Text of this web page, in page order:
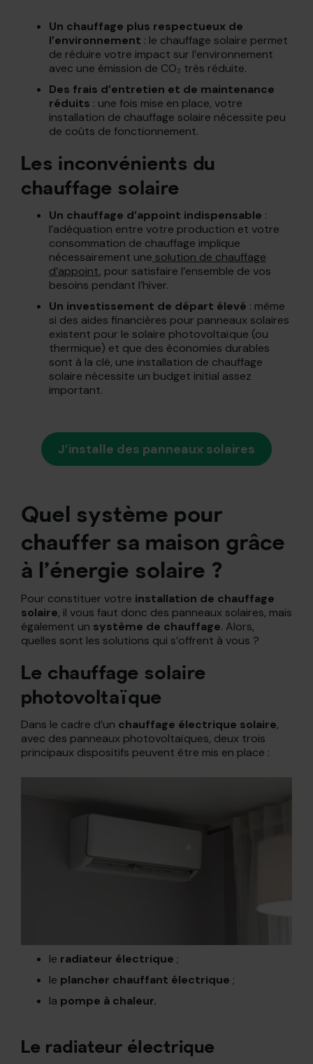
Un chauffage plus respectueux de
l’environnement : le chauffage solaire permet
de réduire votre impact sur l’environnement
avec une émission de CO₂ très réduite.
Des frais d’entretien et de maintenance
réduits : une fois mise en place, votre
installation de chauffage solaire nécessite peu
de coûts de fonctionnement.
Les inconvénients du
chauffage solaire
Un chauffage d’appoint indispensable :
l’adéquation entre votre production et votre
consommation de chauffage implique
nécessairement une solution de chauffage
d’appoint, pour satisfaire l’ensemble de vos
besoins pendant l’hiver.
Un investissement de départ élevé : même
si des aides financières pour panneaux solaires
existent pour le solaire photovoltaïque (ou
thermique) et que des économies durables
sont à la clé, une installation de chauffage
solaire nécessite un budget initial assez
important.
J’installe des panneaux solaires
Quel système pour
chauffer sa maison grâce
à l’énergie solaire ?
Pour constituer votre installation de chauffage
solaire, il vous faut donc des panneaux solaires, mais
également un système de chauffage. Alors,
quelles sont les solutions qui s’offrent à vous ?
Le chauffage solaire
photovoltaïque
Dans le cadre d’un chauffage électrique solaire,
avec des panneaux photovoltaïques, deux trois
principaux dispositifs peuvent être mis en place :
le radiateur électrique ;
le plancher chauffant électrique ;
la pompe à chaleur.
Le radiateur électrique